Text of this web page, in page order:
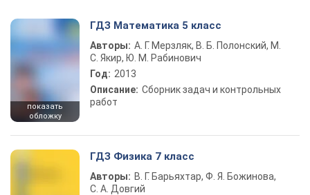
показать
обложку
ГДЗ Математика 5 класс
Авторы: А. Г. Мерзляк, В. Б. Полонский, М.
С. Якир, Ю. М. Рабинович
Год: 2013
Описание: Сборник задач и контрольных
работ
ГДЗ Физика 7 класс
Авторы: В. Г. Барьяхтар, Ф. Я. Божинова,
С. А. Довгий